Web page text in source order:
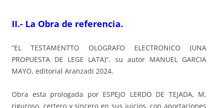
II.- La Obra de referencia.
“EL TESTAMENTTO OLOGRAFO ELECTRONICO (UNA
PROPUESTA DE LEGE LATA)”, su autor MANUEL GARCIA
MAYO, editorial Aranzadi 2024.
Obra esta prologada por ESPEJO LERDO DE TEJADA, M,
riguroso, certero y sincero en sus juicios, con aportaciones